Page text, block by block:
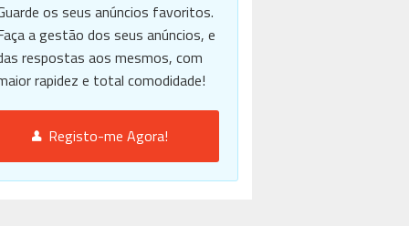
os seus anúncios favoritos.
a gestão dos seus anúncios, e
respostas aos mesmos, com
rapidez e total comodidade!
Registo-me Agora!